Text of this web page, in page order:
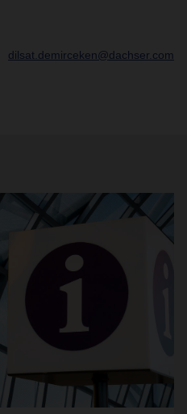
dilsat.demirceken@dachser.com